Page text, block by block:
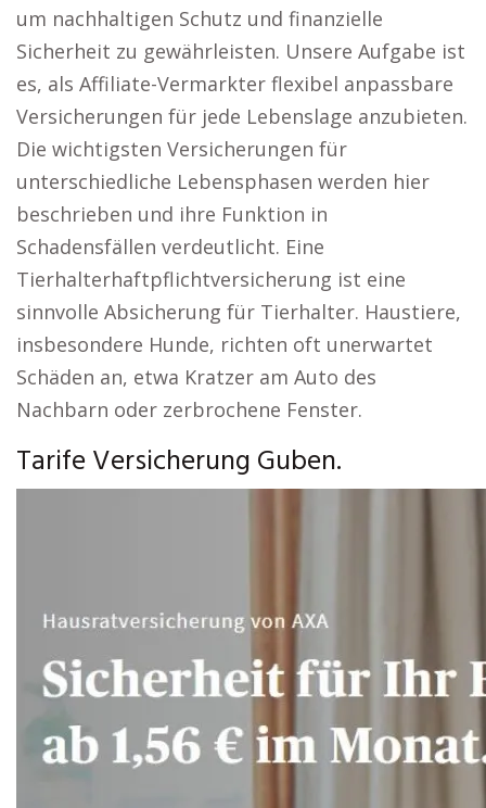
um nachhaltigen Schutz und finanzielle
Sicherheit zu gewährleisten. Unsere Aufgabe ist
es, als Affiliate-Vermarkter flexibel anpassbare
Versicherungen für jede Lebenslage anzubieten.
Die wichtigsten Versicherungen für
unterschiedliche Lebensphasen werden hier
beschrieben und ihre Funktion in
Schadensfällen verdeutlicht. Eine
Tierhalterhaftpflichtversicherung ist eine
sinnvolle Absicherung für Tierhalter. Haustiere,
insbesondere Hunde, richten oft unerwartet
Schäden an, etwa Kratzer am Auto des
Nachbarn oder zerbrochene Fenster.
Tarife Versicherung Guben.